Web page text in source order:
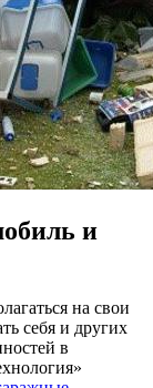
и
на свои
себя и других
в